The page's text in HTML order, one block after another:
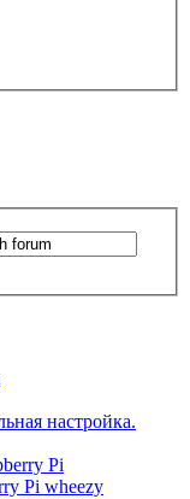
настройка.
Pi
Pi wheezy